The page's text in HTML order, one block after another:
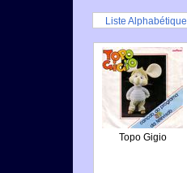
Liste Alphabétique
Topo Gigio